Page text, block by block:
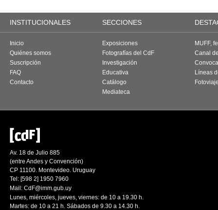
INSTITUCIONALES SECCIONES
Inicio
Quiénes somos
Suscripción
FAQ
Contacto
Exposiciones
Fotografías del CdF
Investigación
Educativa
Catálogo
Mediateca
MUFF,
Canal
Líneas
Av. 18 de Julio 885
(entre Andes y Convención)
CP 11100. Montevideo. Uruguay
Tel: [598 2] 1950 7960
Mail: CdF@imm.gub.uy
Lunes, miércoles, jueves, viernes: de 10 a 19.30 h.
Martes: de 10 a 21 h. Sábados de 9.30 a 14.30 h.